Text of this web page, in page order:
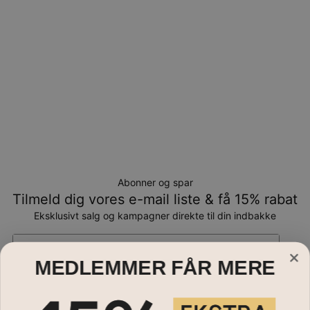
Abonner og spar
Tilmeld dig vores e-mail liste & få 15% rabat
Eksklusivt salg og kampagner direkte til din indbakke
MEDLEMMER FÅR MERE